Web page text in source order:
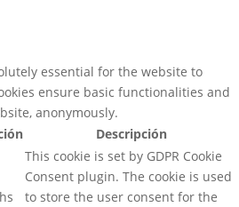
essential for the website to
ensure basic functionalities and
anonymously.
Descripción
This cookie is set by GDPR Cookie
Consent plugin. The cookie is used
to store the user consent for the